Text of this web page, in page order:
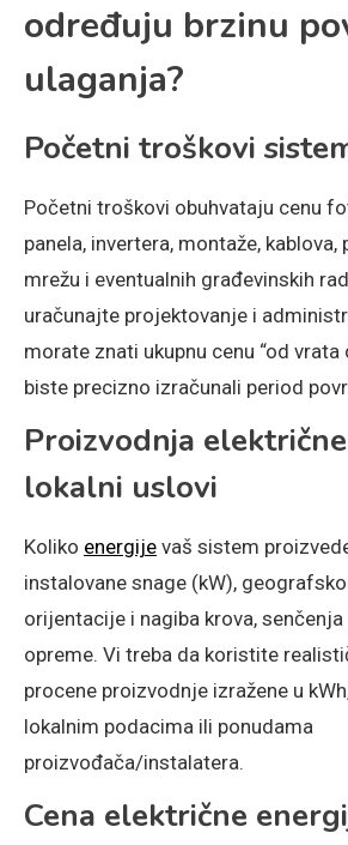
određuju brzinu
ulaganja?
Početni troškovi
Početni troškovi obuhvataju cenu
panela, invertera, montaže, kablova,
mrežu i eventualnih građevinskih
uračunajte projektovanje i
morate znati ukupnu cenu “od vrata
biste precizno izračunali period
Proizvodnja električne
lokalni uslovi
Koliko energije vaš sistem
instalovane snage (kW),
orijentacije i nagiba krova,
opreme. Vi treba da koristite
procene proizvodnje izražene u
lokalnim podacima ili ponudama
proizvođača/instalatera.
Cena električne